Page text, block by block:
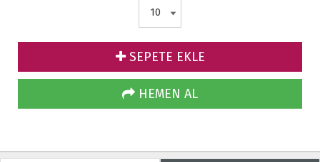
SEPETE EKLE
HEMEN AL